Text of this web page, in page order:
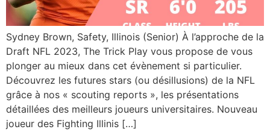
Sydney Brown, Safety, Illinois (Senior) À l’approche de la
Draft NFL 2023, The Trick Play vous propose de vous
plonger au mieux dans cet évènement si particulier.
Découvrez les futures stars (ou désillusions) de la NFL
grâce à nos « scouting reports », les présentations
détaillées des meilleurs joueurs universitaires. Nouveau
joueur des Fighting Illinis […]